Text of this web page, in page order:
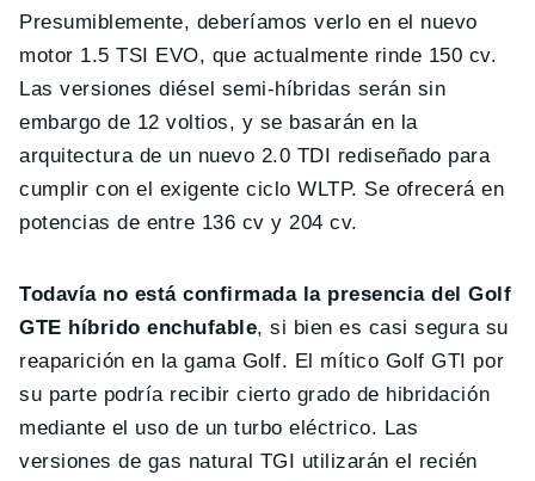
Presumiblemente, deberíamos verlo en el nuevo
motor 1.5 TSI EVO, que actualmente rinde 150 cv.
Las versiones diésel semi-híbridas serán sin
embargo de 12 voltios, y se basarán en la
arquitectura de un nuevo 2.0 TDI rediseñado para
cumplir con el exigente ciclo WLTP. Se ofrecerá en
potencias de entre 136 cv y 204 cv.
Todavía no está confirmada la presencia del Golf
GTE híbrido enchufable, si bien es casi segura su
reaparición en la gama Golf. El mítico Golf GTI por
su parte podría recibir cierto grado de hibridación
mediante el uso de un turbo eléctrico. Las
versiones de gas natural TGI utilizarán el recién